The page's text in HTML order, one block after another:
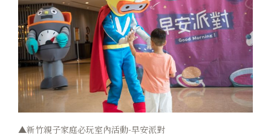
▲新竹親子家庭必玩室內活動-早安派對